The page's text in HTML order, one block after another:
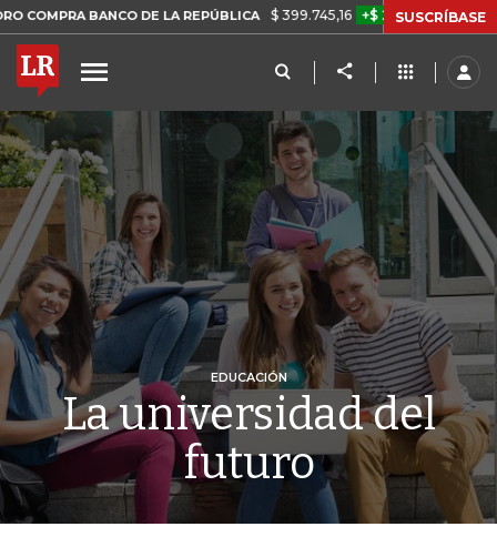
DE LA REPÚBLICA $ 399.745,16 +$ 2.295,71 +0,58% TASA
SUSCRÍBASE
EDUCACIÓN
La universidad del
futuro